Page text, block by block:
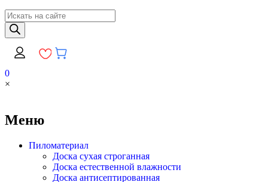
Поиск
товаров
0
×
Меню
Пиломатериал
Доска сухая строганная
Доска естественной влажности
Доска антисептированная